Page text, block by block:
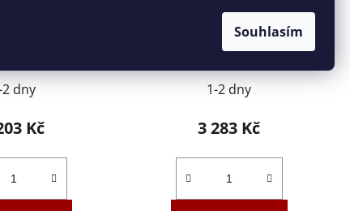
Souhlasím
ráčnových
443000593
2 dny
Kč
Sada očkoplochých ráčnových
klíčů 8 dílů NAREX 443100594
1-2 dny
3 283 Kč